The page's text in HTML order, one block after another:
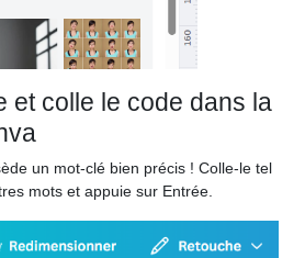
et colle le code dans la
un mot-clé bien précis ! Colle-le tel
mots et appuie sur Entrée.